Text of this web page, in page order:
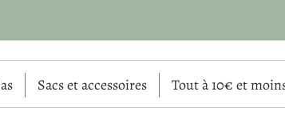
Sacs et accessoires Tout à 10€ et